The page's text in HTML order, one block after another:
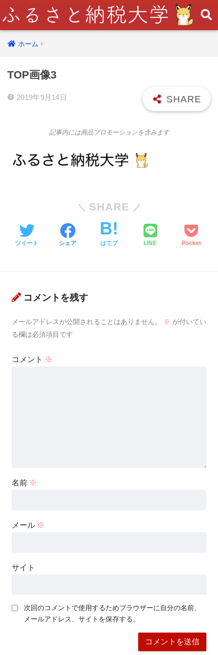
ホーム
TOP画像3
2019年9月14日
記事内には商品プロモーションを含みます
SHARE
ツイート シェア はてブ LINE Pocket
コメントを残す
メールアドレスが公開されることはありません。 ※ が付いてい
る欄は必須項目です
コメント ※
名前 ※
メール ※
サイト
次回のコメントで使用するためブラウザーに自分の名前、
メールアドレス、サイトを保存する。